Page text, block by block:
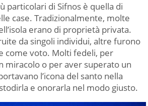
particolari di Sifnos è quella di
case. Tradizionalmente, molte
erano di proprietà privata.
da singoli individui, altre furono
come voto. Molti fedeli, per
miracolo o per aver superato un
l’icona del santo nella
e onorarla nel modo giusto.